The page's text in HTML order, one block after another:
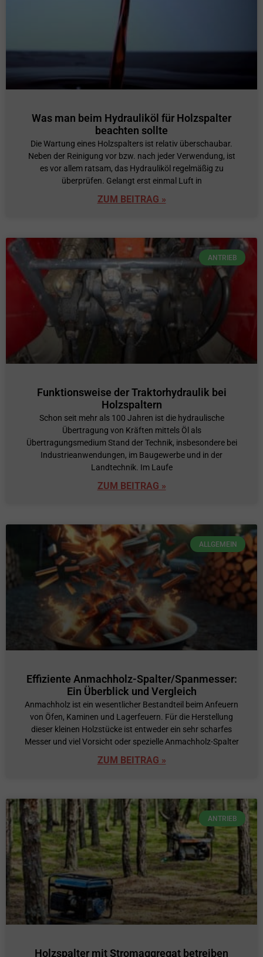
Was man beim Hydrauliköl für Holzspalter
beachten sollte
Die Wartung eines Holzspalters ist relativ überschaubar.
Neben der Reinigung vor bzw. nach jeder Verwendung, ist
es vor allem ratsam, das Hydrauliköl regelmäßig zu
überprüfen. Gelangt erst einmal Luft in
ZUM BEITRAG »
ANTRIEB
Funktionsweise der Traktorhydraulik bei
Holzspaltern
Schon seit mehr als 100 Jahren ist die hydraulische
Übertragung von Kräften mittels Öl als
Übertragungsmedium Stand der Technik, insbesondere bei
Industrieanwendungen, im Baugewerbe und in der
Landtechnik. Im Laufe
ZUM BEITRAG »
ALLGEMEIN
Effiziente Anmachholz-Spalter/Spanmesser:
Ein Überblick und Vergleich
Anmachholz ist ein wesentlicher Bestandteil beim Anfeuern
von Öfen, Kaminen und Lagerfeuern. Für die Herstellung
dieser kleinen Holzstücke ist entweder ein sehr scharfes
Messer und viel Vorsicht oder spezielle Anmachholz-Spalter
ZUM BEITRAG »
ANTRIEB
Holzspalter mit Stromaggregat betreiben